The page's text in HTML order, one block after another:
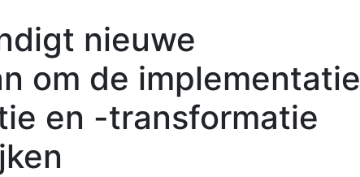
nieuwe
om de implementatie
en -transformatie